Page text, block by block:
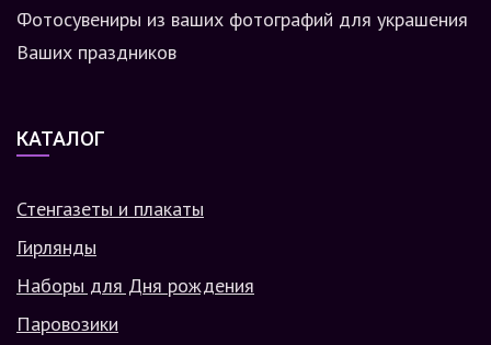
Фотосувениры из ваших фотографий для украшения
Ваших праздников
КАТАЛОГ
Стенгазеты и плакаты
Гирлянды
Наборы для Дня рождения
Паровозики